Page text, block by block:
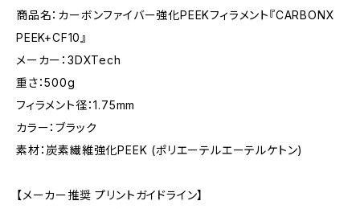
商品名：カーボンファイバー強化PEEKフィラメント『CARBONX
PEEK+CF10』
メーカー：3DXTech
重さ：500g
フィラメント径：1.75mm
カラー：ブラック
素材：炭素繊維強化PEEK (ポリエーテルエーテルケトン)
【メーカー推奨 プリントガイドライン】